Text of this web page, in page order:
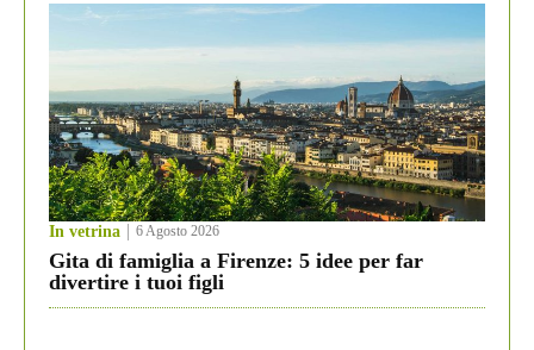
In vetrina 6 Agosto 2026
Gita di famiglia a Firenze: 5 idee per far
divertire i tuoi figli